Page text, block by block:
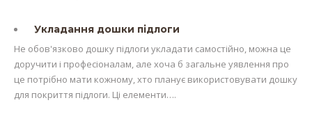
Укладання дошки підлоги
Не обов'язково дошку підлоги укладати самостійно, можна це
доручити і професіоналам, але хоча б загальне уявлення про
це потрібно мати кожному, хто планує використовувати дошку
для покриття підлоги. Ці елементи….